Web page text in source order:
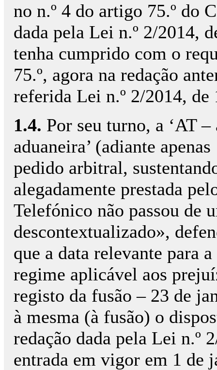
no n.º 4 do artigo 75.º do
dada pela Lei n.º 2/2014,
tenha cumprido com o
75.º, agora na redação
referida Lei n.º 2/2014, de
1.4. Por seu turno, a ‘AT
aduaneira’ (adiante
pedido arbitral,
alegadamente prestada
Telefónico não passou de
descontextualizado»,
que a data relevante para
regime aplicável aos
registo da fusão – 23 de
à mesma (à fusão) o
redação dada pela Lei n.º
entrada em vigor em 1 de